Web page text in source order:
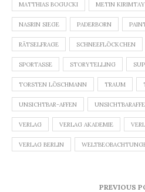
MATTHIAS BOGUCKI METIN KIRIMTAY
NASRIN SIEGE PADERBORN
RÄTSELFRAGE SCHNEEFLÖCKCHEN
SPORTASSE STORYTELLING
TORSTEN LÖSCHMANN TRAUM
UNSICHTBAR-AFFEN
VERLAG VERLAG AKADEMIE
VERLAG BERLIN
PREVIOUS